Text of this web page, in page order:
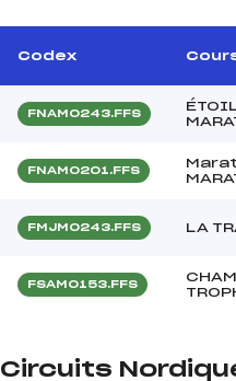
Codex
FNAM0243.FFS
FNAM0201.FFS
FMJM0243.FFS LA
FSAM0153.FFS
Circuits